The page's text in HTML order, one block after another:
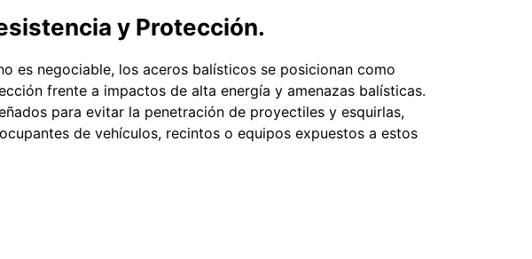
y Protección.
es negociable, los aceros balísticos se posicionan como
frente a impactos de alta energía y amenazas balísticas.
para evitar la penetración de proyectiles y esquirlas,
de vehículos, recintos o equipos expuestos a estos